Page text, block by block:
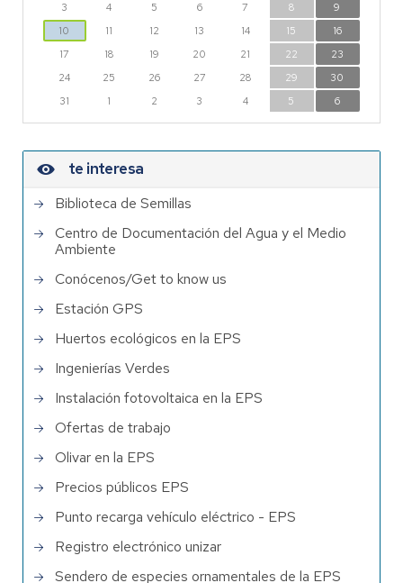
3
4 5 6 7 8
9
10
11 12 13 14 15
16
17
18 19 20 21 22
23
24
25 26 27 28 29
30
31
1 2 3 4 5 6
te interesa
Biblioteca de Semillas
Centro de Documentación del Agua y el Medio
Ambiente
Conócenos/Get to know us
Estación GPS
Huertos ecológicos en la EPS
Ingenierías Verdes
Instalación fotovoltaica en la EPS
Ofertas de trabajo
Olivar en la EPS
Precios públicos EPS
Punto recarga vehículo eléctrico - EPS
Registro electrónico unizar
Sendero de especies ornamentales de la EPS